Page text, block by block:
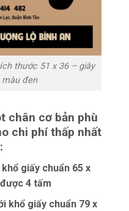
thước 51 x 36 – giây
đen
chân cơ bản phù
chi phí thấp nhất
giấy chuẩn 65 x
4 tấm
khổ giấy chuẩn 79 x